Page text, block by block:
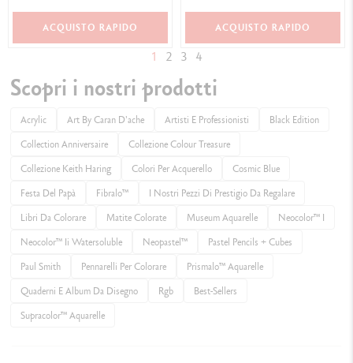
ACQUISTO RAPIDO ACQUISTO RAPIDO
1 2 3 4
Scopri i nostri prodotti
Acrylic Art By Caran D'ache Artisti E Professionisti
Black Edition
Collection Anniversaire
Collezione Colour Treasure
Collezione Keith Haring
Colori Per Acquerello​
Cosmic Blue
Festa Del Papà
Fibralo™
I Nostri Pezzi Di Prestigio Da Regalare
Libri Da Colorare
Matite Colorate Museum Aquarelle
Neocolor™ I
Neocolor™ Ii Watersoluble
Neopastel™
Pastel Pencils + Cubes
Paul Smith
Pennarelli Per Colorare
Prismalo™ Aquarelle
Quaderni E Album Da Disegno
Rgb
Best-Sellers
Supracolor™ Aquarelle